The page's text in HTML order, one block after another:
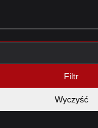
Filtr
Wyczyść